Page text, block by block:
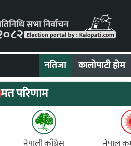
नतिजा कालोपाटी होम
मत परिणाम